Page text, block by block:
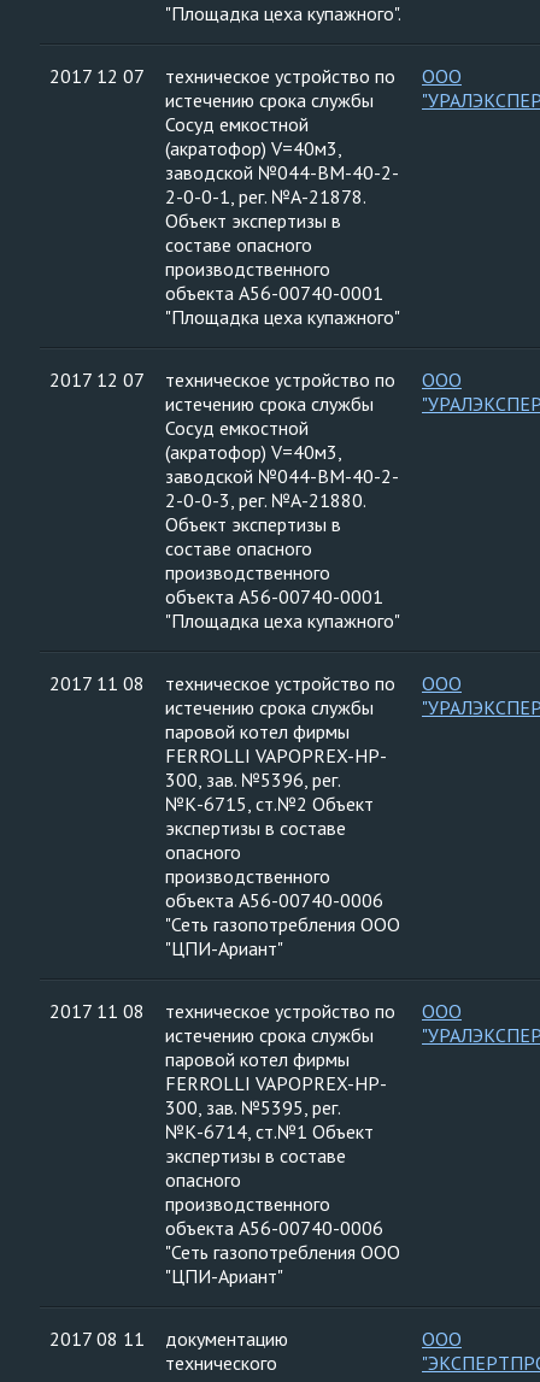
"Площадка цеха купажного".
2017 12 07
техническое устройство по
истечению срока службы
Сосуд емкостной
(акратофор) V=40м3,
заводской №044-ВМ-40-2-
2-0-0-1, рег. №А-21878.
Объект экспертизы в
составе опасного
производственного
объекта А56-00740-0001
"Площадка цеха купажного"
ООО
2017 12 07
техническое устройство по
истечению срока службы
Сосуд емкостной
(акратофор) V=40м3,
заводской №044-ВМ-40-2-
2-0-0-3, рег. №А-21880.
Объект экспертизы в
составе опасного
производственного
объекта А56-00740-0001
"Площадка цеха купажного"
ООО
2017 11 08
техническое устройство по
истечению срока службы
паровой котел фирмы
FERROLLI VAPOPREX-HP-
300, зав. №5396, рег.
№К-6715, ст.№2 Объект
экспертизы в составе
опасного
производственного
объекта А56-00740-0006
"Сеть газопотребления ООО
"ЦПИ-Ариант"
ООО
2017 11 08
техническое устройство по
истечению срока службы
паровой котел фирмы
FERROLLI VAPOPREX-HP-
300, зав. №5395, рег.
№К-6714, ст.№1 Объект
экспертизы в составе
опасного
производственного
объекта А56-00740-0006
"Сеть газопотребления ООО
"ЦПИ-Ариант"
ООО
2017 08 11
документацию
технического
ООО